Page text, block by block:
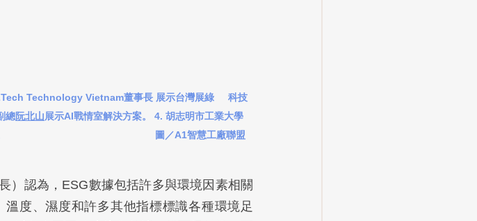
Technology Vietnam董事長 展示台灣展綠     科技
總阮北山展示AI戰情室解決方案。 4. 胡志明市工業大學
圖／A1智慧工廠聯盟
）認為，ESG數據包括許多與環境因素相關
度、濕度和許多其他指標標識各種環境足